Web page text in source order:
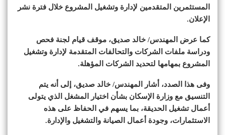
المستثمرين المتقدمين لإدارة وتشغيل المشروع خلال فترة نشر
الإعلان.
كما عرض المهندس/ خالد صديق، موقف قيام لجنة فحص
ودراسة ملفات الشركات والتحالفات المتقدمة لإدارة وتشغيل
المشروع بمهامها لتحديد الشركات المؤهلة.
وفى هذا الصدد، أشار المهندس/ خالد صديق، إلى أنه يتم
التنسيق مع وزارة الإسكان بشأن اختيار المشغل الذي يتولى
أعمال تشغيل الحديقة، بما يسهم في الحفاظ على هذه
الاستثمارات، وجودة أعمال الصيانة والتشغيل والإدارة.